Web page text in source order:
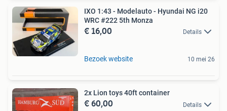
IXO 1:43 - Modelauto - Hyundai NG i20
WRC #222 5th Monza
€ 16,00 Details
Bezoek website 10 mei 26
2x Lion toys 40ft container
€ 60,00 Details